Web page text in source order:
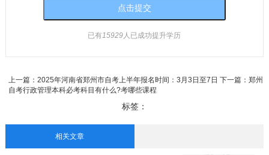
已有15929人已成功提升学历
上一篇： 2025年河南省郑州市自考上半年报名时间：3月3日至7日 下一篇： 郑州
自考行政管理本科必考科目有什么?考哪些课程
标签：
相关文章